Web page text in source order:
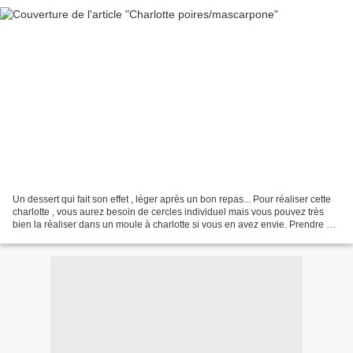
Un dessert qui fait son effet , léger après un bon repas... Pour réaliser cette
charlotte , vous aurez besoin de cercles individuel mais vous pouvez très
bien la réaliser dans un moule à charlotte si vous en avez envie. Prendre 4